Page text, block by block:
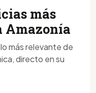
más
Amazonía
más relevante de
directo en su